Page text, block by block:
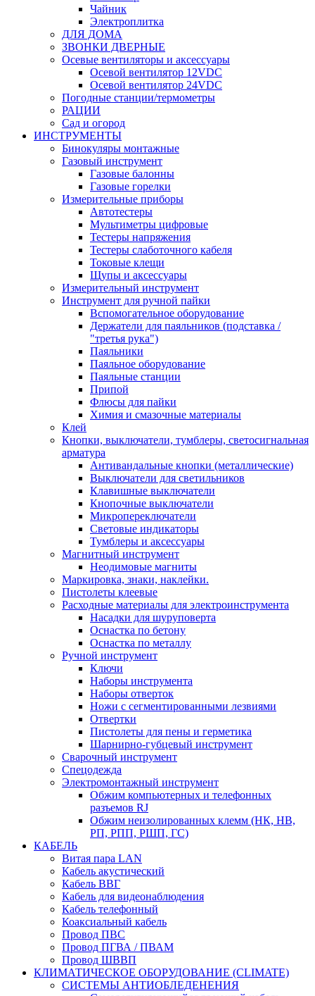
Чайник
Электроплитка
ДЛЯ ДОМА
ЗВОНКИ ДВЕРНЫЕ
Осевые вентиляторы и аксессуары
Осевой вентилятор 12VDC
Осевой вентилятор 24VDC
Погодные станции/термометры
РАЦИИ
Сад и огород
ИНСТРУМЕНТЫ
Бинокуляры монтажные
Газовый инструмент
Газовые балонны
Газовые горелки
Измерительные приборы
Автотестеры
Мультиметры цифровые
Тестеры напряжения
Тестеры слаботочного кабеля
Токовые клещи
Щупы и аксессуары
Измерительный инструмент
Инструмент для ручной пайки
Вспомогательное оборудование
Держатели для паяльников (подставка /
"третья рука")
Паяльники
Паяльное оборудование
Паяльные станции
Припой
Флюсы для пайки
Химия и смазочные материалы
Клей
Кнопки, выключатели, тумблеры, светосигнальная
арматура
Антивандальные кнопки (металлические)
Выключатели для светильников
Клавишные выключатели
Кнопочные выключатели
Микропереключатели
Световые индикаторы
Тумблеры и аксессуары
Магнитный инструмент
Неодимовые магниты
Маркировка, знаки, наклейки.
Пистолеты клеевые
Расходные материалы для электроинструмента
Насадки для шуруповерта
Оснастка по бетону
Оснастка по металлу
Ручной инструмент
Ключи
Наборы инструмента
Наборы отверток
Ножи с сегментированными лезвиями
Отвертки
Пистолеты для пены и герметика
Шарнирно-губцевый инструмент
Сварочный инструмент
Спецодежда
Электромонтажный инструмент
Обжим компьютерных и телефонных
разъемов RJ
Обжим неизолированных клемм (НК, НВ,
РП, РПП, РШП, ГС)
КАБЕЛЬ
Витая пара LAN
Кабель акустический
Кабель ВВГ
Кабель для видеонаблюдения
Кабель телефонный
Коаксиальный кабель
Провод ПВС
Провод ПГВА / ПВАМ
Провод ШВВП
КЛИМАТИЧЕСКОЕ ОБОРУДОВАНИЕ (CLIMATE)
СИСТЕМЫ АНТИОБЛЕДЕНЕНИЯ